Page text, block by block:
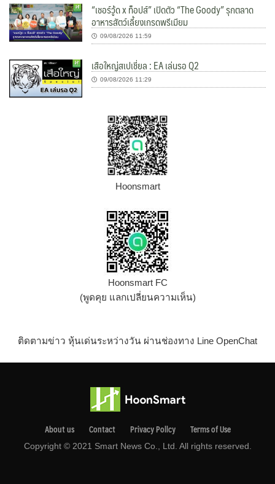
“เชอร์วู้ด x ท็อปส์” เปิดตัว “The Goody” รุกตลาด
อาหารสัตว์เลี้ยงเกรดพรีเมียม
09/08/2026 11:59
เสือใหญ่สเปเชี่ยล : EA เล่นรอ Q2
09/08/2026 11:29
Hoonsmart
Hoonsmart FC
(พูดคุย แลกเปลี่ยนความเห็น)
ติดตามข่าว หุ้นเด่นระหว่างวัน ผ่านช่องทาง Line OpenChat
About us Contact Privacy Pollcy Terms of Use
Copyright © 2021 Smart News Co., Ltd. All rights reserved.